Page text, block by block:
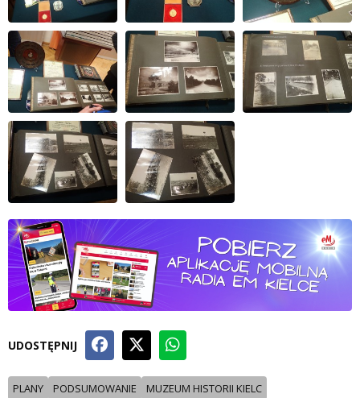
UDOSTĘPNIJ
PLANY PODSUMOWANIE MUZEUM HISTORII KIELC